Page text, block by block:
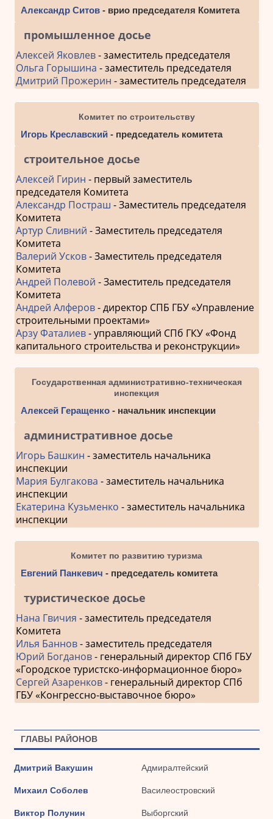
Александр Ситов- врио председателя Комитета
промышленное досье
Алексей Яковлев- заместитель председателя
Ольга Горышина - заместитель председателя
Дмитрий Прожерин - заместитель председателя
Комитет по строительству
Игорь Креславский - председатель комитета
строительное досье
Алексей Гирин - первый заместитель
председателя Комитета
Александр Постраш - Заместитель председателя
Комитета
Артур Сливний - Заместитель председателя
Комитета
Валерий Усков- Заместитель председателя
Комитета
Андрей Полевой - Заместитель председателя
Комитета
Андрей Алферов- директор СПБ ГБУ «Управление
строительными проектами»
Арзу Фаталиев- управляющий СПб ГКУ «Фонд
капитального строительства и реконструкции»
Государственная административно-техническая
инспекция
Алексей Геращенко- начальник инспекции
административное досье
Игорь Башкин - заместитель начальника
инспекции
Мария Булгакова - заместитель начальника
инспекции
Екатерина Кузьменко - заместитель начальника
инспекции
Комитет по развитию туризма
Евгений Панкевич - председатель комитета
туристическое досье
Нана Гвичия - заместитель председателя
Комитета
Илья Баннов- заместитель председателя
Юрий Богданов- генеральный директор СПб ГБУ
«Городское туристско-информационное бюро»
Сергей Азаренков- генеральный директор СПб
ГБУ «Конгрессно-выставочное бюро»
ГЛАВЫ РАЙОНОВ
Дмитрий Вакушин Адмиралтейский
Михаил Соболев Василеостровский
Виктор Полунин Выборгский